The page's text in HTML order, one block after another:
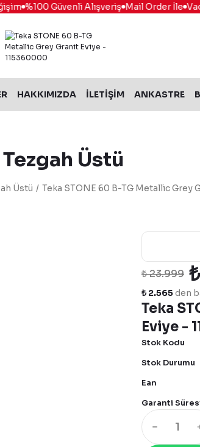
%100 Güvenli Alışveriş Mail Order İle Vade
HAKKIMIZDA İLETİŞİM ANKASTRE
Tezgah Üstü
Üstü Teka STONE 60 B-TG Metallic Grey
Teka
Eviye -
₺ 23.999
₺ 2.565den
Stok Kodu
Stok Durumu
Ean
Garanti